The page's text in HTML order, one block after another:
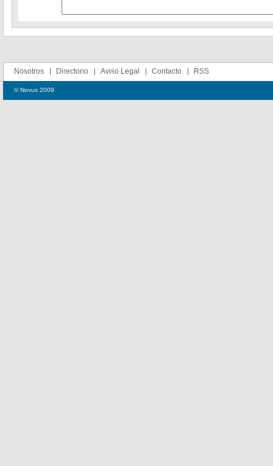
Nosotros Directorio Aviso Legal Contacto RSS
© Novus 2009